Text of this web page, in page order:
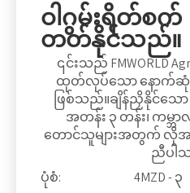
ဝါဂွမ်းရိတ်စက်
တတ်နိုင်သည်။
၎င်းသည် FMWORLD
ထုတ်လုပ်သော နောက်ဆုံ
ဖြစ်သည်။ချိန်ညှိနိုင်သေ
အတန်း ၃ တန်း၊ ကမ္ဘ
တောင်သူများအတွက် လိုအ
ညီပါ
ပုံစံ:
4MZD - ၃